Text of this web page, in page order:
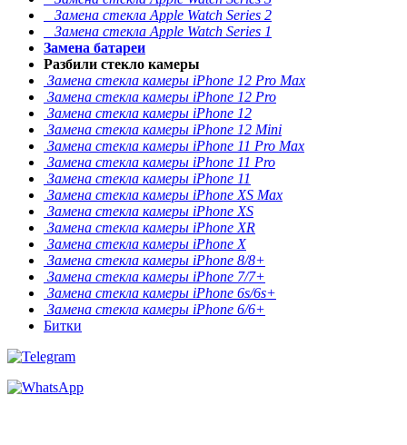
Замена стекла Apple Watch Series 2
Замена стекла Apple Watch Series 1
Замена батареи
Разбили стекло камеры
Замена стекла камеры iPhone 12 Pro Max
Замена стекла камеры iPhone 12 Pro
Замена стекла камеры iPhone 12
Замена стекла камеры iPhone 12 Mini
Замена стекла камеры iPhone 11 Pro Max
Замена стекла камеры iPhone 11 Pro
Замена стекла камеры iPhone 11
Замена стекла камеры iPhone XS Max
Замена стекла камеры iPhone XS
Замена стекла камеры iPhone XR
Замена стекла камеры iPhone X
Замена стекла камеры iPhone 8/8+
Замена стекла камеры iPhone 7/7+
Замена стекла камеры iPhone 6s/6s+
Замена стекла камеры iPhone 6/6+
Битки